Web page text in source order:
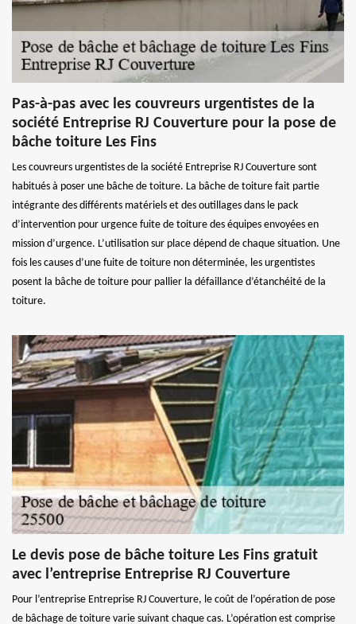
Pas-à-pas avec les couvreurs urgentistes de la
société Entreprise RJ Couverture pour la pose de
bâche toiture Les Fins
Les couvreurs urgentistes de la société Entreprise RJ Couverture sont
habitués à poser une bâche de toiture. La bâche de toiture fait partie
intégrante des différents matériels et des outillages dans le pack
d’intervention pour urgence fuite de toiture des équipes envoyées en
mission d’urgence. L’utilisation sur place dépend de chaque situation. Une
fois les causes d’une fuite de toiture non déterminée, les urgentistes
posent la bâche de toiture pour pallier la défaillance d’étanchéité de la
toiture.
Le devis pose de bâche toiture Les Fins gratuit
avec l’entreprise Entreprise RJ Couverture
Pour l’entreprise Entreprise RJ Couverture, le coût de l’opération de pose
de bâchage de toiture varie suivant chaque cas. L’opération est comprise